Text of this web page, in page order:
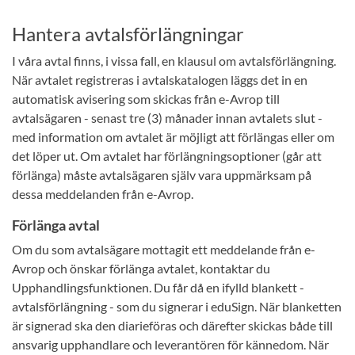
Hantera avtalsförlängningar
I våra avtal finns, i vissa fall, en klausul om avtalsförlängning.
När avtalet registreras i avtalskatalogen läggs det in en
automatisk avisering som skickas från e-Avrop till
avtalsägaren - senast tre (3) månader innan avtalets slut -
med information om avtalet är möjligt att förlängas eller om
det löper ut. Om avtalet har förlängningsoptioner (går att
förlänga) måste avtalsägaren själv vara uppmärksam på
dessa meddelanden från e-Avrop.
Förlänga avtal
Om du som avtalsägare mottagit ett meddelande från e-
Avrop och önskar förlänga avtalet, kontaktar du
Upphandlingsfunktionen. Du får då en ifylld blankett -
avtalsförlängning - som du signerar i eduSign. När blanketten
är signerad ska den diarieföras och därefter skickas både till
ansvarig upphandlare och leverantören för kännedom. När